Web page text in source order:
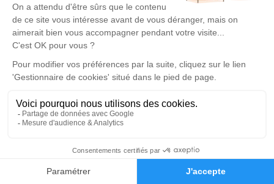
Faire-part Hommages
ANTONIN.
Un service de plantation d’arbre hommage est
disponible ici.
Je rends hommage
Cérémonie
Eglise de Loyettes
01360 Loyettes